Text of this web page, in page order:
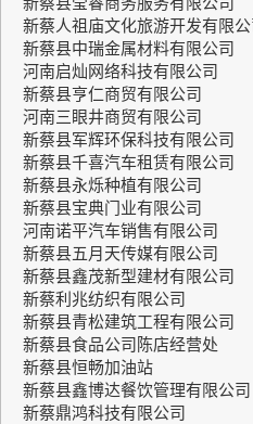
新蔡人祖庙文化旅游开发有限
新蔡县中瑞金属材料有限公司
河南启灿网络科技有限公司
新蔡县亨仁商贸有限公司
河南三眼井商贸有限公司
新蔡县军辉环保科技有限公司
新蔡县千喜汽车租赁有限公司
新蔡县永烁种植有限公司
新蔡县宝典门业有限公司
河南诺平汽车销售有限公司
新蔡县五月天传媒有限公司
新蔡县鑫茂新型建材有限公司
新蔡利兆纺织有限公司
新蔡县青松建筑工程有限公司
新蔡县食品公司陈店经营处
新蔡县恒畅加油站
新蔡县鑫博达餐饮管理有限公司
新蔡鼎鸿科技有限公司